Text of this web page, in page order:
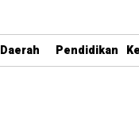
Daerah Pendidikan